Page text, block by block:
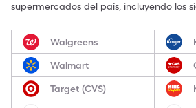
supermercados del país, incluyendo los
Walgreens
Walmart
Target (CVS)